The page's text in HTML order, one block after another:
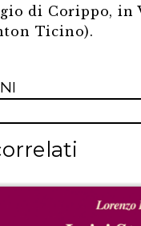
di Corippo, in
Ticino).